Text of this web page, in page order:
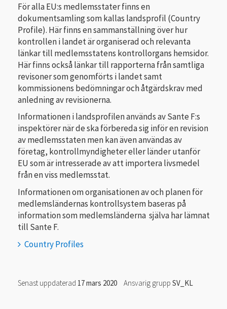
För alla EU:s medlemsstater finns en
dokumentsamling som kallas landsprofil (Country
Profile). Här finns en sammanställning över hur
kontrollen i landet är organiserad och relevanta
länkar till medlemsstatens kontrollorgans hemsidor.
Här finns också länkar till rapporterna från samtliga
revisoner som genomförts i landet samt
kommissionens bedömningar och åtgärdskrav med
anledning av revisionerna.
Informationen i landsprofilen används av Sante F:s
inspektörer när de ska förbereda sig inför en revision
av medlemsstaten men kan även användas av
företag, kontrollmyndigheter eller länder utanför
EU som är intresserade av att importera livsmedel
från en viss medlemsstat.
Informationen om organisationen av och planen för
medlemsländernas kontrollsystem baseras på
information som medlemsländerna själva har lämnat
till Sante F.
Country Profiles
Senast uppdaterad 17 mars 2020 Ansvarig grupp SV_KL